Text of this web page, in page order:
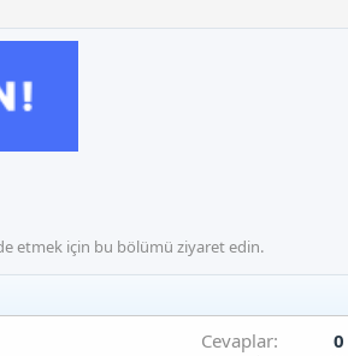
etmek için bu bölümü ziyaret edin.
Cevaplar 0